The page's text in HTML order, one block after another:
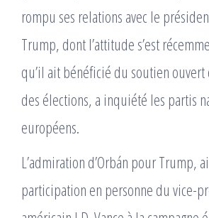
rompu ses relations avec le
Trump, dont l’attitude s’est
qu’il ait bénéficié du soutien
des élections, a inquiété les partis
européens.
L’admiration d’Orbán pour Trump,
participation en personne du vice-